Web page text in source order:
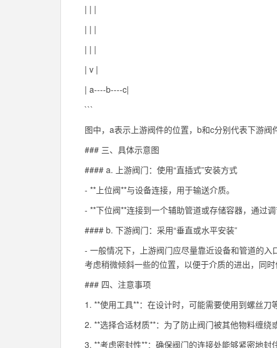
| | |
| | |
| | |
| v |
| a----b----c|
```
图中，a表示上游阀件的位置，b和c分别代表下游阀
### 三、具体示意图
#### a. 上游阀门：使用“直插式”安装方式
- **上位阀**与设备连接，用于输送介质。
- **下位阀**连接到一个辅助管道或存储容器，通过
#### b. 下游阀门：采用“垂直或水平安装”
- 一般情况下，上游阀门应尽量靠近设备和管道的
考虑稍微倾斜一些的位置，以便于介质的进出，同
### 四、注意事项
1. **使用工具**：在设计时，可能需要使用到螺丝刀
2. **选择合适材质**：为了防止阀门被其他物料缠绕
3. **考虑密封性**：确保阀门的连接处能够紧密地封